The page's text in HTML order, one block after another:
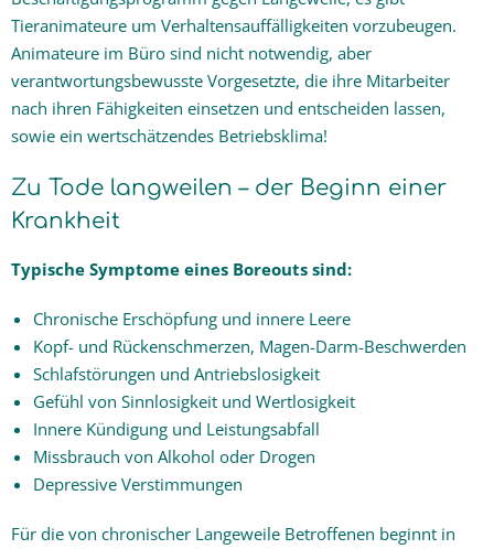
Tieranimateure um Verhaltensauffälligkeiten vorzubeugen.
Animateure im Büro sind nicht notwendig, aber
verantwortungsbewusste Vorgesetzte, die ihre Mitarbeiter
nach ihren Fähigkeiten einsetzen und entscheiden lassen,
sowie ein wertschätzendes Betriebsklima!
Zu Tode langweilen – der Beginn einer
Krankheit
Typische Symptome eines Boreouts sind:
Chronische Erschöpfung und innere Leere
Kopf- und Rückenschmerzen, Magen-Darm-Beschwerden
Schlafstörungen und Antriebslosigkeit
Gefühl von Sinnlosigkeit und Wertlosigkeit
Innere Kündigung und Leistungsabfall
Missbrauch von Alkohol oder Drogen
Depressive Verstimmungen
Für die von chronischer Langeweile Betroffenen beginnt in